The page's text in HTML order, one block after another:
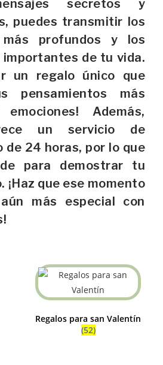
secretos y
puedes transmitir los
más profundos y los
importantes de tu vida.
un regalo único que
pensamientos más
Además,
un servicio de
de 24 horas, por lo que
para demostrar tu
¡Haz que ese momento
más especial con
Regalos para san Valentín
(52)